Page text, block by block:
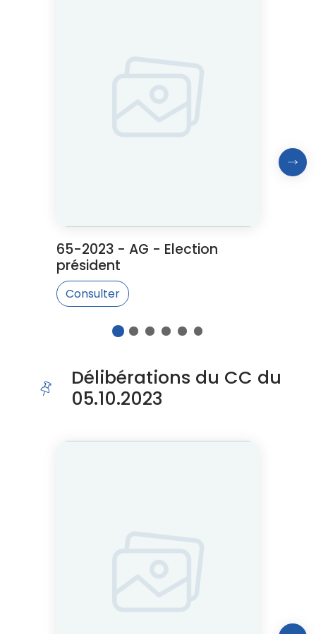
65-2023 - AG - Election
président
Consulter
1 2 3 4 5
6
Délibérations du CC du
05.10.2023
Cliquer pour passer Délibérations du CC du